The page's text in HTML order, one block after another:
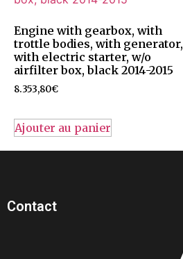
Engine with gearbox, with
trottle bodies, with generator,
with electric starter, w/o
airfilter box, black 2014-2015
8.353,80€
Ajouter au panier
Contact